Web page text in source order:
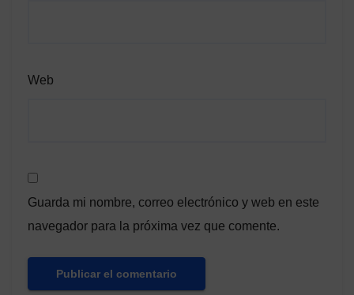
Web
Guarda mi nombre, correo electrónico y web en este
navegador para la próxima vez que comente.